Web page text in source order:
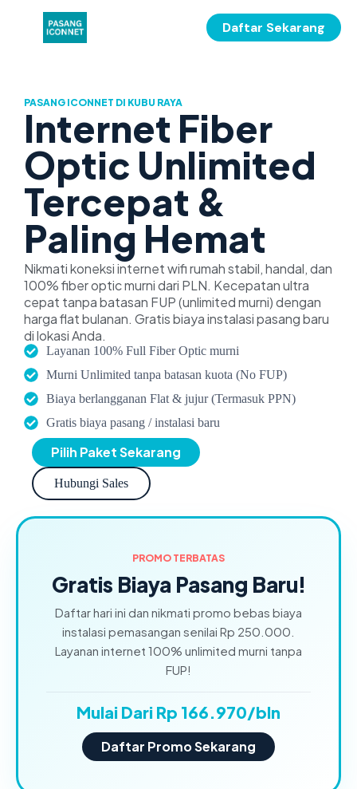
Daftar Sekarang
PASANG ICONNET DI KUBU RAYA
Internet Fiber
Optic Unlimited
Tercepat &
Paling Hemat
Nikmati koneksi internet wifi rumah stabil, handal, dan
100% fiber optic murni dari PLN. Kecepatan ultra
cepat tanpa batasan FUP (unlimited murni) dengan
harga flat bulanan. Gratis biaya instalasi pasang baru
di lokasi Anda.
Layanan 100% Full Fiber Optic murni
Murni Unlimited tanpa batasan kuota (No FUP)
Biaya berlangganan Flat & jujur (Termasuk PPN)
Gratis biaya pasang / instalasi baru
Pilih Paket Sekarang
Hubungi Sales
PROMO TERBATAS
Gratis Biaya Pasang Baru!
Daftar hari ini dan nikmati promo bebas biaya
instalasi pemasangan senilai Rp 250.000.
Layanan internet 100% unlimited murni tanpa
FUP!
Mulai Dari Rp 166.970/bln
Daftar Promo Sekarang